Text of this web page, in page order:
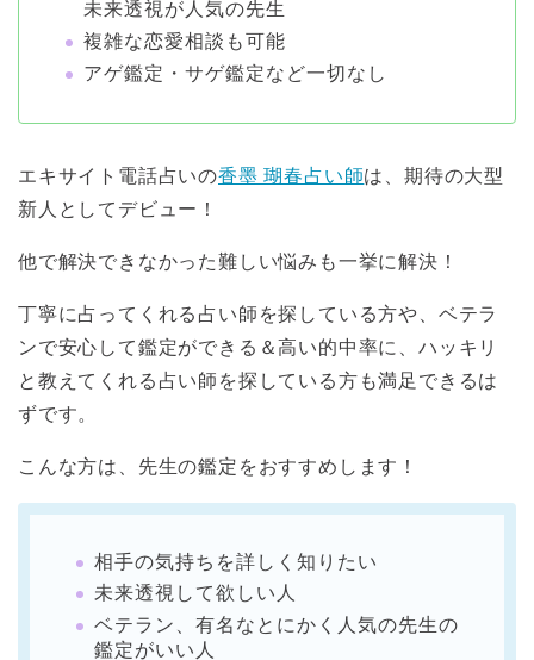
未来透視が人気の先生
複雑な恋愛相談も可能
アゲ鑑定・サゲ鑑定など一切なし
エキサイト電話占いの香墨 瑚春占い師は、期待の大型
新人としてデビュー！
他で解決できなかった難しい悩みも一挙に解決！
丁寧に占ってくれる占い師を探している方や、ベテラ
ンで安心して鑑定ができる＆高い的中率に、ハッキリ
と教えてくれる占い師を探している方も満足できるは
ずです。
こんな方は、先生の鑑定をおすすめします！
相手の気持ちを詳しく知りたい
未来透視して欲しい人
ベテラン、有名なとにかく人気の先生の
鑑定がいい人